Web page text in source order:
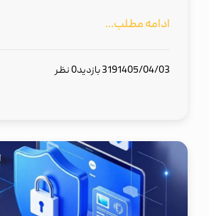
ادامه مطلب...
1405/04/03319 بازدید 0 نظر